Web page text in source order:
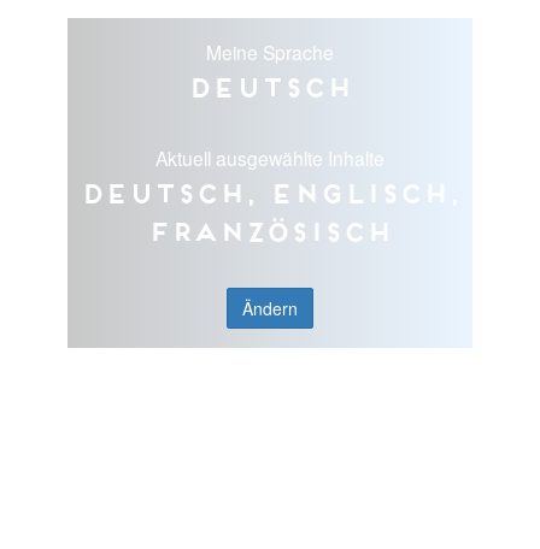
Meine Sprache
Deutsch
Aktuell ausgewählte Inhalte
Deutsch, Englisch,
Französisch
Ändern